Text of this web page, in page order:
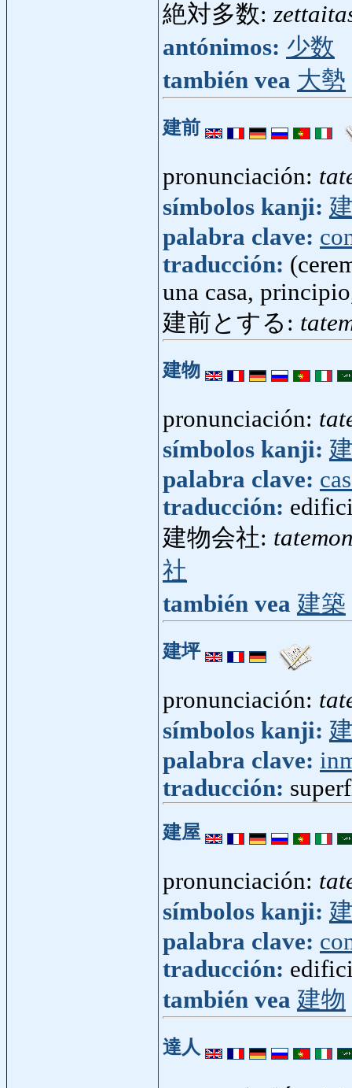
絶対多数:
antónimos: 少数
también vea 大勢
建前
pronunciación:
símbolos kanji:
palabra clave:
traducción:
una casa,
建前とする:
建物
pronunciación:
símbolos kanji:
palabra clave:
traducción:
建物会社:
社
también vea 建築
建坪
pronunciación:
símbolos kanji:
palabra clave:
traducción:
建屋
pronunciación:
símbolos kanji:
palabra clave:
traducción:
también vea 建物
達人